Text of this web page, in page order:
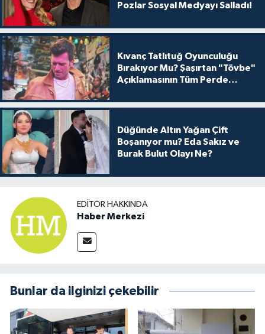
Pozlar Sosyal Medyayı Salladı!
Kıvanç Tatlıtuğ Oyunculuğu
Bırakıyor Mu? Şaşırtan "Tövbe"
Açıklamasının Tüm Perde
Düğünde Altın Yağan Çift
Boşanıyor mu? Eda Sakız ve
Burak Bulut Olayı Ne?
EDITÖR HAKKINDA
Haber Merkezi
Bunlar da ilginizi çekebilir